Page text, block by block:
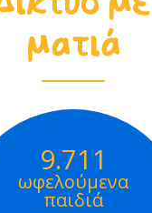
ματιά
9.711
ωφελούμενα
παιδιά